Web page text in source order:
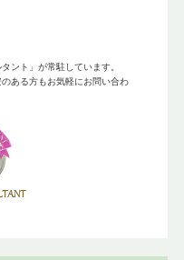
ント」が常駐しています。
ある方もお気軽にお問い合わ